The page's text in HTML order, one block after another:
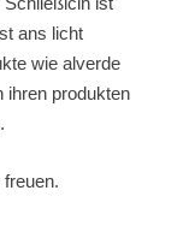
ans licht
wie alverde
ihren produkten